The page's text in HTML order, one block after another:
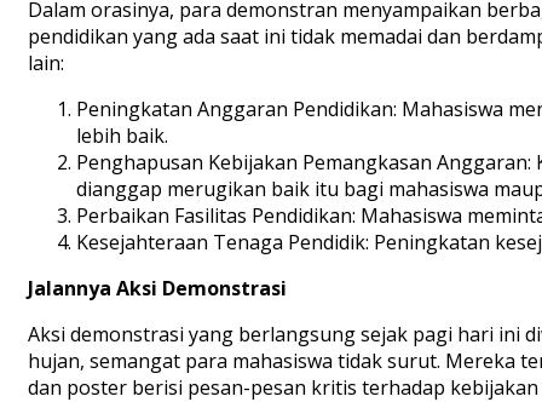
Dalam orasinya, para demonstran menyampaikan
pendidikan yang ada saat ini tidak memadai dan
lain:
Peningkatan Anggaran Pendidikan: Mahasiswa
lebih baik.
Penghapusan Kebijakan Pemangkasan
dianggap merugikan baik itu bagi mahasiswa
Perbaikan Fasilitas Pendidikan: Mahasiswa
Kesejahteraan Tenaga Pendidik: Peningkatan
Jalannya Aksi Demonstrasi
Aksi demonstrasi yang berlangsung sejak pagi hari ini
hujan, semangat para mahasiswa tidak surut. Mereka
dan poster berisi pesan-pesan kritis terhadap